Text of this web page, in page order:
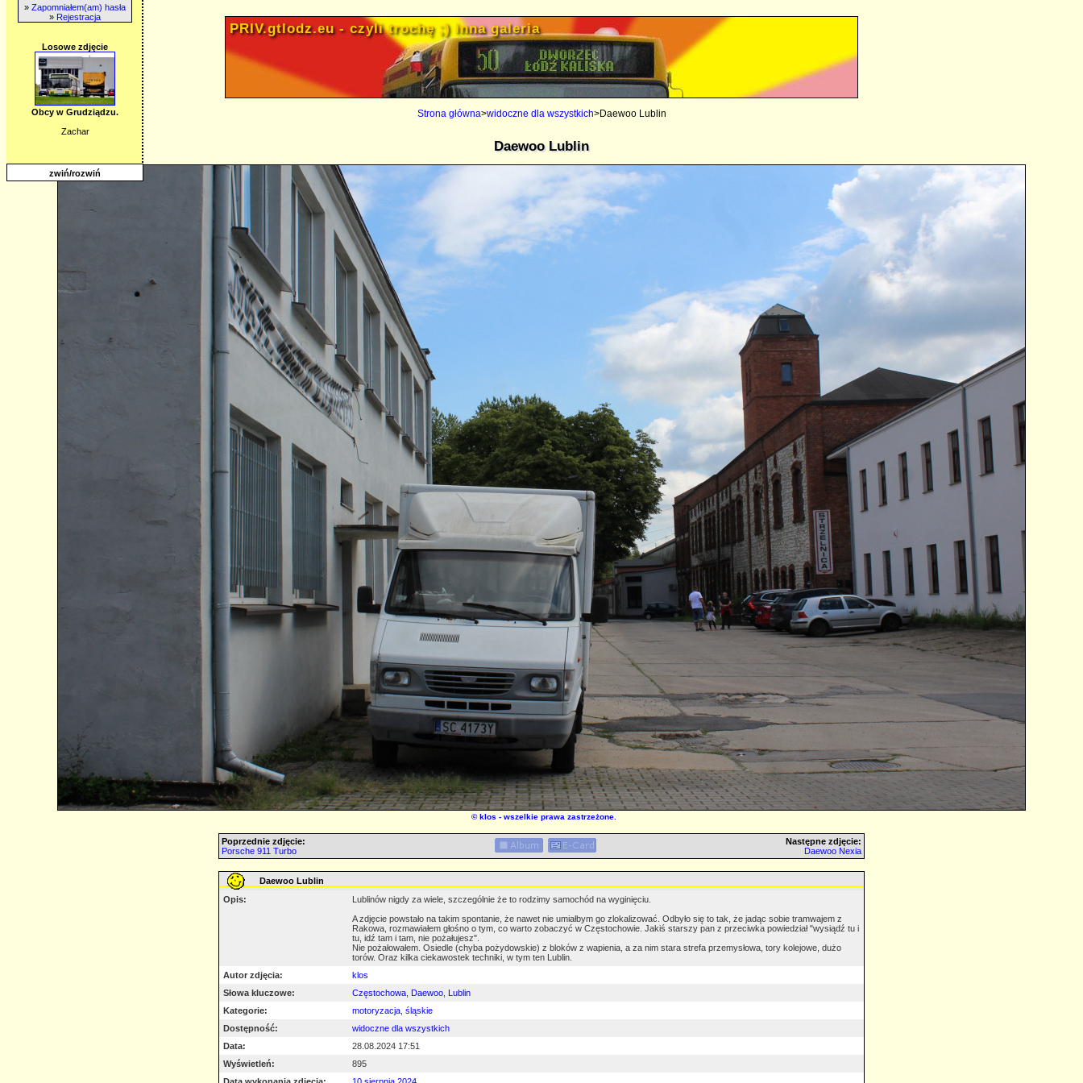
» Zapomniałem(am) hasła
» Rejestracja
Losowe zdjęcie
Obcy w Grudziądzu.
Zachar
zwiń/rozwiń
PRIV.gtlodz.eu - czyli trochę ;) inna galeria
Strona główna>widoczne dla wszystkich>Daewoo Lublin
Daewoo Lublin
©klos - wszelkie prawa zastrzeżone.
Poprzednie zdjęcie:
Porsche 911 Turbo
Następne zdjęcie:
Daewoo Nexia
Daewoo Lublin
Opis:
Lublinów nigdy za wiele, szczególnie że to rodzimy samochód na wyginięciu.
A zdjęcie powstało na takim spontanie, że nawet nie umiałbym go zlokalizować. Odbyło się to tak, że jadąc sobie tramwajem z
Rakowa, rozmawiałem głośno o tym, co warto zobaczyć w Częstochowie. Jakiś starszy pan z przeciwka powiedział "wysiądź tu i
tu, idź tam i tam, nie pożałujesz".
Nie pożałowałem. Osiedle (chyba pożydowskie) z bloków z wapienia, a za nim stara strefa przemysłowa, tory kolejowe, dużo
torów. Oraz kilka ciekawostek techniki, w tym ten Lublin.
Autor zdjęcia:
klos
Słowa kluczowe:
Częstochowa Daewoo Lublin
Kategorie:
motoryzacja śląskie
Dostępność:
widoczne dla wszystkich
Data:
28.08.2024 17:51
Wyświetleń:
895